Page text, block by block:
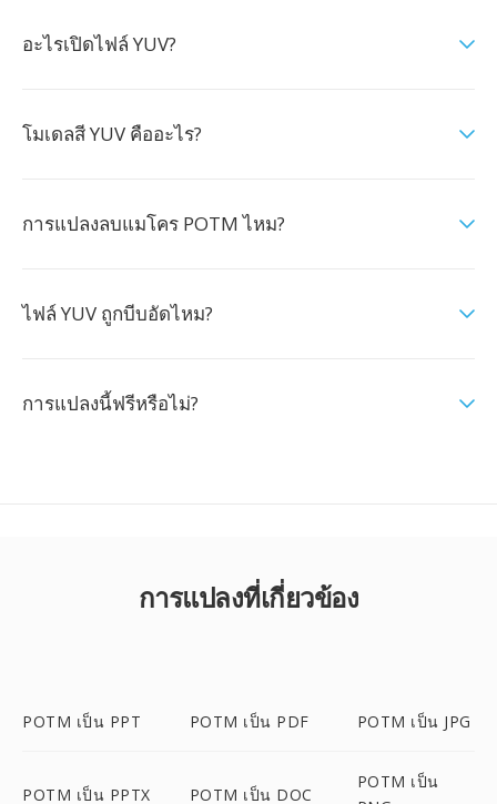
อะไรเปิดไฟล์ YUV?
โมเดลสี YUV คืออะไร?
การแปลงลบแมโคร POTM ไหม?
ไฟล์ YUV ถูกบีบอัดไหม?
การแปลงนี้ฟรีหรือไม่?
การแปลงที่เกี่ยวข้อง
POTM เป็น PPT POTM เป็น PDF POTM เป็น JPG
POTM เป็น PPTX POTM เป็น DOC
POTM เป็น